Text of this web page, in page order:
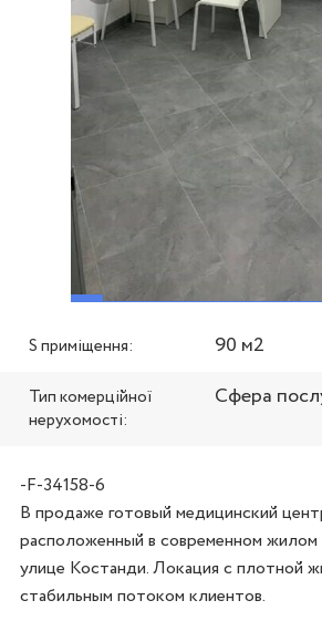
S приміщення: 90 м2
Тип комерційної
нерухомості:
Сфера
-F-34158-6
В продаже готовый медицинский
расположенный в современном
улице Костанди. Локация с плотной
стабильным потоком клиентов.